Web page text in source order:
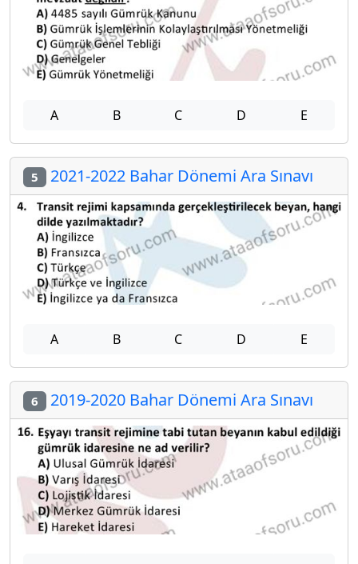
A B C D E
5 2021-2022 Bahar Dönemi Ara Sınavı
A B C D E
6 2019-2020 Bahar Dönemi Ara Sınavı